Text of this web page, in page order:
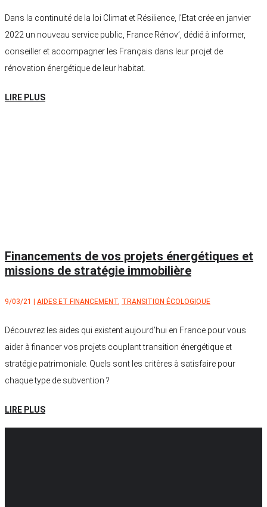
Dans la continuité de la loi Climat et Résilience, l’Etat crée en janvier
2022 un nouveau service public, France Rénov’, dédié à informer,
conseiller et accompagner les Français dans leur projet de
rénovation énergétique de leur habitat.
LIRE PLUS
Financements de vos projets énergétiques et
missions de stratégie immobilière
9/03/21 AIDES ET FINANCEMENT, TRANSITION ÉCOLOGIQUE
Découvrez les aides qui existent aujourd’hui en France pour vous
aider à financer vos projets couplant transition énergétique et
stratégie patrimoniale. Quels sont les critères à satisfaire pour
chaque type de subvention ?
LIRE PLUS